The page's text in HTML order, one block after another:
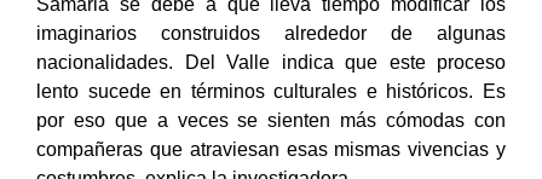
migraciones laborales, lo vivido por Ana Lucía y
Samaria se debe a que lleva tiempo modificar los
imaginarios construidos alrededor de algunas
nacionalidades. Del Valle indica que este proceso
lento sucede en términos culturales e históricos. Es
por eso que a veces se sienten más cómodas con